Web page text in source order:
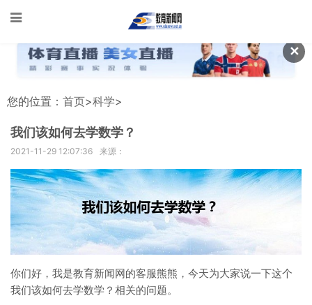
✕
您的位置： 首页>科学>
我们该如何去学数学？
2021-11-29 12:07:36 来源：
你们好，我是教育新闻网的客服熊熊，今天为大家说一下这个
我们该如何去学数学？相关的问题。